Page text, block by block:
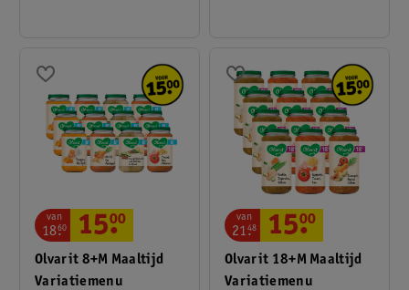
Olvarit 8+M Maaltijd
Variatiemenu
van
18.
60 15.
00
Olvarit 18+M Maaltijd
Variatiemenu
van
21.
48 15.
00